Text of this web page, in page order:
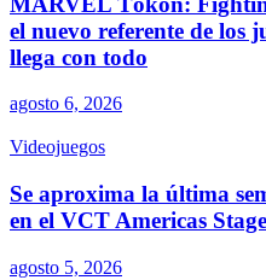
el nuevo referente de los
llega con todo
agosto 6, 2026
Videojuegos
Se aproxima la última
en el VCT Americas
agosto 5, 2026